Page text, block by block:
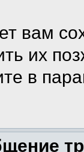
вам
их
в